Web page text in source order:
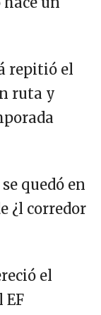
repitió el
ruta y
quedó en
¿l corredor
el
EF